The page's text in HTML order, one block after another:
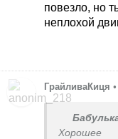
повезло, но
неплохой
ГрайливаКиця •
Хорошее